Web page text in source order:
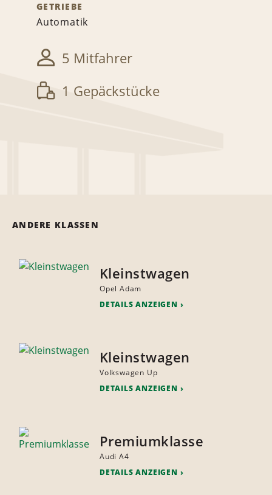
GETRIEBE
Automatik
5 Mitfahrer
1 Gepäckstücke
ANDERE KLASSEN
Kleinstwagen
Opel Adam
DETAILS ANZEIGEN
Kleinstwagen
Volkswagen Up
DETAILS ANZEIGEN
Premiumklasse
Audi A4
DETAILS ANZEIGEN